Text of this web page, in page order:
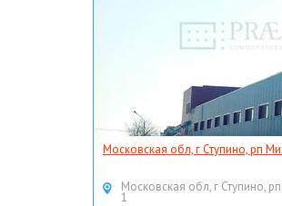
Московская обл, г Ступино, рп
Московская обл, г Ступино,
1